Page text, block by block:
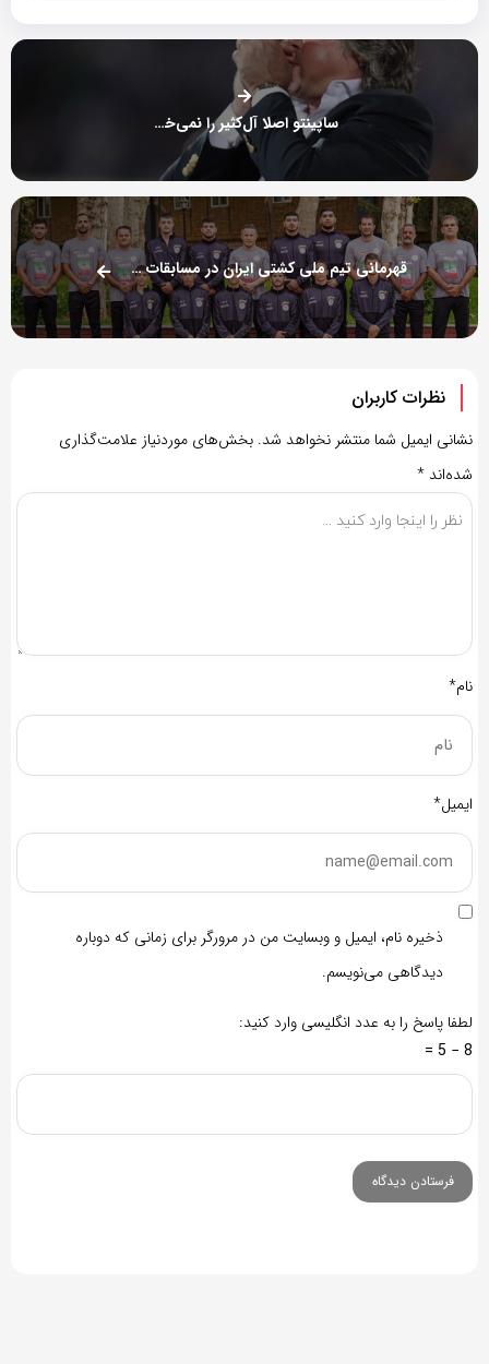
ساپینتو اصلا آل‌کثیر را نمی‌خواست!
قهرمانی تیم ملی کشتی ایران در مسابقات جهانی یونان
نظرات کاربران
نشانی ایمیل شما منتشر نخواهد شد. بخش‌های موردنیاز علامت‌گذاری
شده‌اند *
نام*
ایمیل*
ذخیره نام، ایمیل و وبسایت من در مرورگر برای زمانی که دوباره
دیدگاهی می‌نویسم.
لطفا پاسخ را به عدد انگلیسی وارد کنید:
8 − 5 =